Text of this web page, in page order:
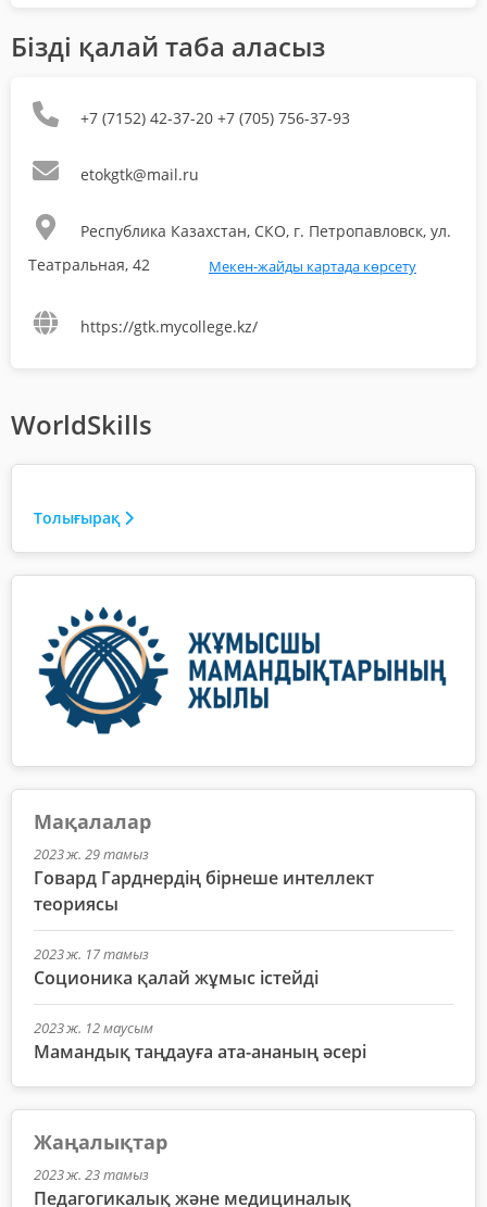
Бізді қалай таба аласыз
+7 (7152) 42-37-20 +7 (705) 756-37-93
etokgtk@mail.ru
Республика Казахстан, СКО, г. Петропавловск, ул.
Театральная, 42
Мекен-жайды картада көрсету
https://gtk.mycollege.kz/
WorldSkills
Толығырақ
Мақалалар
2023 ж. 29 тамыз
Говард Гарднердің бірнеше интеллект
теориясы
2023 ж. 17 тамыз
Соционика қалай жұмыс істейді
2023 ж. 12 маусым
Мамандық таңдауға ата-ананың әсері
Жаңалықтар
2023 ж. 23 тамыз
Педагогикалық және медициналық